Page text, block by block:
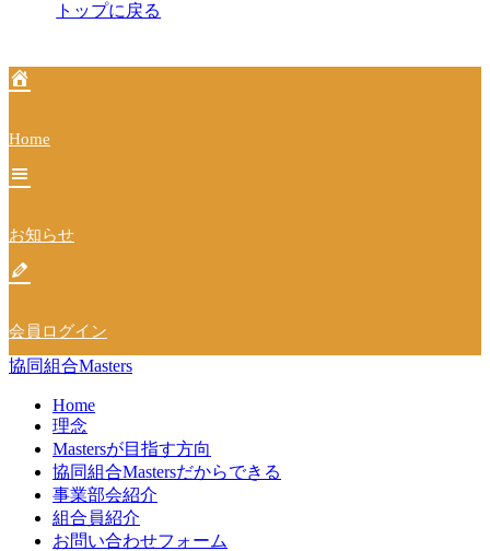
ー
ョ
ン
トップに戻る
Home
お知らせ
会員ログイン
協同組合Masters
Home
理念
Mastersが目指す方向
協同組合Mastersだからできる
事業部会紹介
組合員紹介
お問い合わせフォーム